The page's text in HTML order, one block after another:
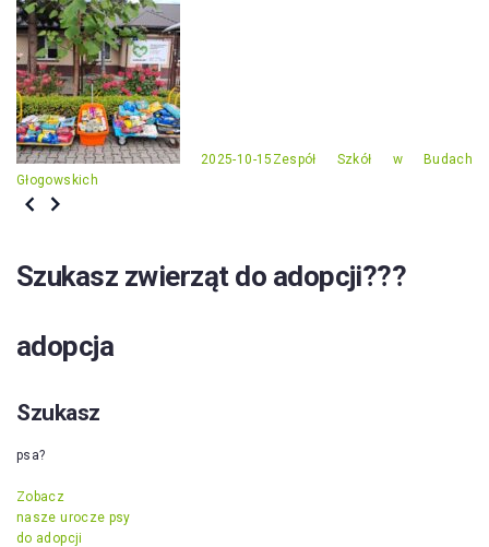
2025-10-15 Zespół Szkół w Budach
Głogowskich
Szukasz zwierząt do adopcji???
adopcja
Szukasz
psa?
Zobacz
nasze urocze psy
do adopcji